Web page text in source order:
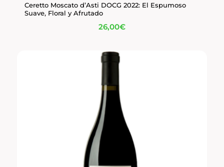
Ceretto Moscato d’Asti DOCG 2022: El Espumoso
Suave, Floral y Afrutado
26,00€